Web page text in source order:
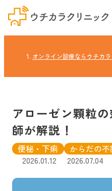
オンライン診療ならウチカ
アローゼン顆粒
師が解説！
便秘・下痢
からだの不
2026.01.12
2026.07.04